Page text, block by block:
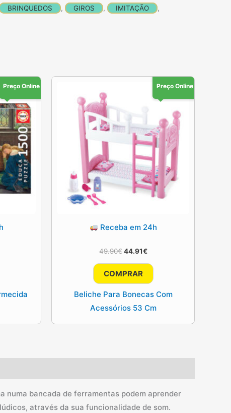
BRINQUEDOS , GIROS , IMITAÇÃO
,
Preço Online Preço Online
Receba em 24h
49.90€ O
era:
49.90€.
44.91€O
atual
é:
44.91€.
COMPRAR
Beliche Para Bonecas Com
Acessórios 53 Cm
numa bancada de ferramentas podem aprender
através da sua funcionalidade de som.